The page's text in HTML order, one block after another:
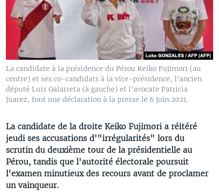
La candidate à la présidence du Pérou Keiko Fujimori (au
centre) et ses co-candidats à la vice-présidence, l'ancien
député Luis Galarreta (à gauche) et l'avocate Patricia
Juarez, font une déclaration à la presse le 6 juin 2021.
La candidate de la droite Keiko Fujimori a réitéré
jeudi ses accusations d'"irrégularités" lors du
scrutin du deuxième tour de la présidentielle au
Pérou, tandis que l'autorité électorale poursuit
l'examen minutieux des recours avant de proclamer
un vainqueur.